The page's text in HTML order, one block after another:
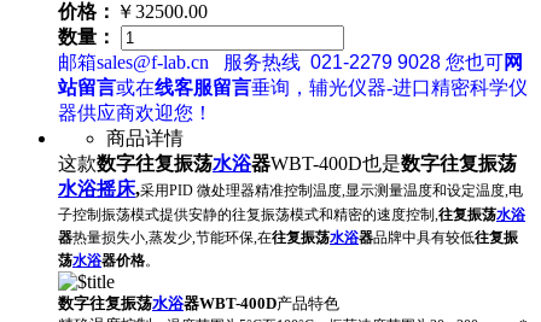
价格： ￥32500.00
数量：
邮箱sales@f-lab.cn
服务热线 021-2279 9028 您也可网
站留言或在线客服留言垂询，辅光仪器-进口精密科学仪
器供应商欢迎您！
商品详情
这款数字往复振荡水浴器WBT-400D也是数字往复振荡
水浴摇床,采用PID 微处理器精准控制温度,显示测量温度和设定温度,电
子控制振荡模式提供安静的往复振荡模式和精密的速度控制,往复振荡水浴
器热量损失小,蒸发少,节能环保,在往复振荡水浴器品牌中具有较低往复振
荡水浴器价格。
数字往复振荡水浴器WBT-400D产品特色